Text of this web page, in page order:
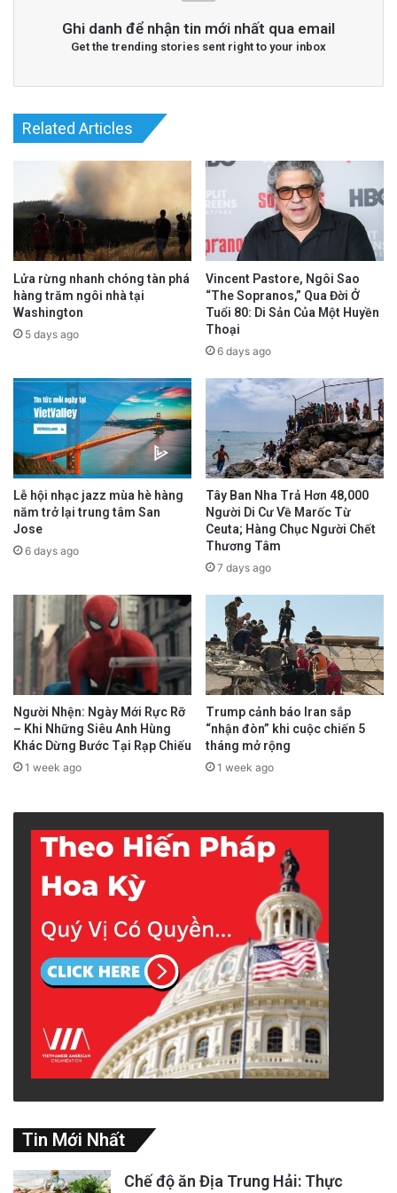
Read More @Epoch Times Tiếng Việt
Ghi danh để nhận tin mới nhất qua email
Get the trending stories sent right to your inbox
Related Articles
Lửa rừng nhanh chóng tàn phá
hàng trăm ngôi nhà tại
Washington
5 days ago
Vincent Pastore, Ngôi Sao
“The Sopranos,” Qua Đời Ở
Tuổi 80: Di Sản Của Một Huyền
Thoại
6 days ago
Lễ hội nhạc jazz mùa hè hàng
năm trở lại trung tâm San
Jose
6 days ago
Tây Ban Nha Trả Hơn 48,000
Người Di Cư Về Marốc Từ
Ceuta; Hàng Chục Người Chết
Thương Tâm
7 days ago
Người Nhện: Ngày Mới Rực Rỡ
– Khi Những Siêu Anh Hùng
Khác Dừng Bước Tại Rạp Chiếu
1 week ago
Trump cảnh báo Iran sắp
“nhận đòn” khi cuộc chiến 5
tháng mở rộng
1 week ago
Tin Mới Nhất
Chế độ ăn Địa Trung Hải: Thực